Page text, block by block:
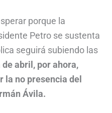
porque la
Petro se sustenta
seguirá subiendo las
de abril, por ahora,
la no presencia del
Ávila.